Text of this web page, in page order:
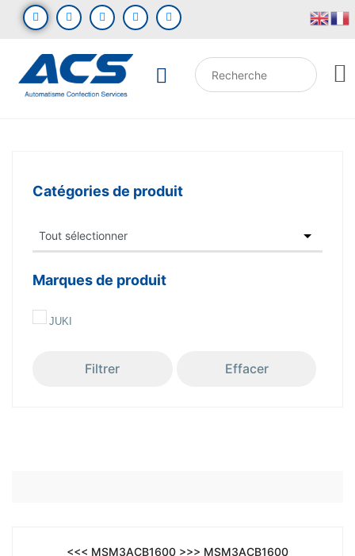
<<< MSM3ACB1600 >>> MSM3ACB1600
Catégories de produit
Marques de produit
JUKI
Filtrer Effacer